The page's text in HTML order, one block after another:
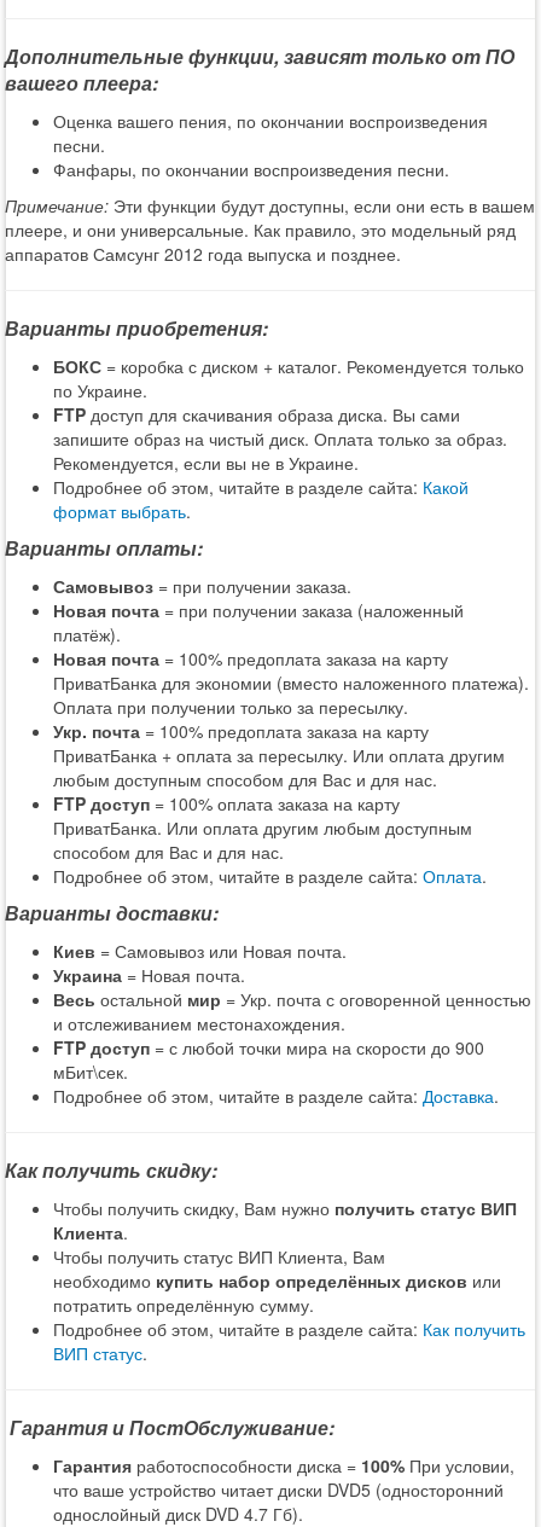
Дополнительные функции, зависят только от ПО
вашего плеера:
Оценка вашего пения, по окончании воспроизведения
песни.
Фанфары, по окончании воспроизведения песни.
Примечание: Эти функции будут доступны, если они есть в вашем
плеере, и они универсальные. Как правило, это модельный ряд
аппаратов Самсунг 2012 года выпуска и позднее.
Варианты приобретения:
БОКС = коробка с диском + каталог. Рекомендуется только
по Украине.
FTP доступ для скачивания образа диска. Вы сами
запишите образ на чистый диск. Оплата только за образ.
Рекомендуется, если вы не в Украине.
Подробнее об этом, читайте в разделе сайта: Какой
формат выбрать.
Варианты оплаты:
Самовывоз = при получении заказа.
Новая почта = при получении заказа (наложенный
платёж).
Новая почта = 100% предоплата заказа на карту
ПриватБанка для экономии (вместо наложенного платежа).
Оплата при получении только за пересылку.
Укр. почта = 100% предоплата заказа на карту
ПриватБанка + оплата за пересылку. Или оплата другим
любым доступным способом для Вас и для нас.
FTP доступ = 100% оплата заказа на карту
ПриватБанка. Или оплата другим любым доступным
способом для Вас и для нас.
Подробнее об этом, читайте в разделе сайта: Оплата.
Варианты доставки:
Киев = Самовывоз или Новая почта.
Украина = Новая почта.
Весь остальной мир = Укр. почта с оговоренной ценностью
и отслеживанием местонахождения.
FTP доступ = с любой точки мира на скорости до 900
мБит\сек.
Подробнее об этом, читайте в разделе сайта: Доставка.
Как получить скидку:
Чтобы получить скидку, Вам нужно получить статус ВИП
Клиента.
Чтобы получить статус ВИП Клиента, Вам
необходимо купить набор определённых дисков или
потратить определённую сумму.
Подробнее об этом, читайте в разделе сайта: Как получить
ВИП статус.
Гарантия и ПостОбслуживание:
Гарантия работоспособности диска = 100% При условии,
что ваше устройство читает диски DVD5 (односторонний
однослойный диск DVD 4.7 Гб).